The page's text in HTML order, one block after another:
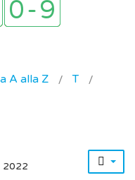
A alla Z
T
2022